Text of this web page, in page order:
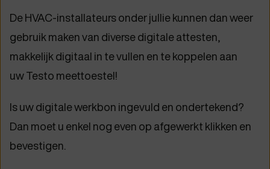
De HVAC-installateurs onder jullie kunnen dan weer
gebruik maken van diverse digitale attesten,
makkelijk digitaal in te vullen en te koppelen aan
uw Testo meettoestel!
Is uw digitale werkbon ingevuld en ondertekend?
Dan moet u enkel nog even op afgewerkt klikken en
bevestigen.